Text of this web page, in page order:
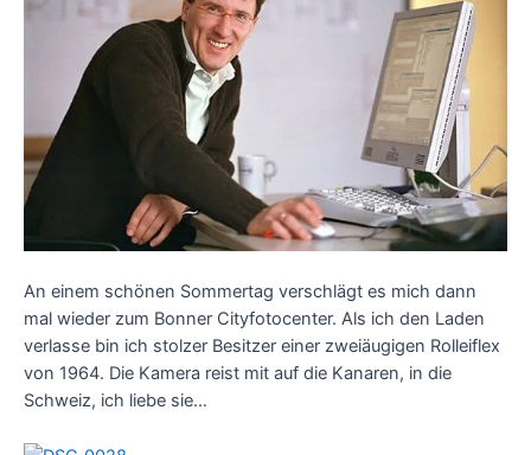
An einem schönen Sommertag verschlägt es mich dann
mal wieder zum Bonner Cityfotocenter. Als ich den Laden
verlasse bin ich stolzer Besitzer einer zweiäugigen Rolleiflex
von 1964. Die Kamera reist mit auf die Kanaren, in die
Schweiz, ich liebe sie…